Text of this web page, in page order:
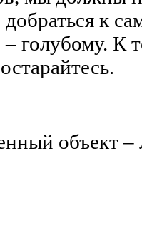
к
– голубому. К
объект